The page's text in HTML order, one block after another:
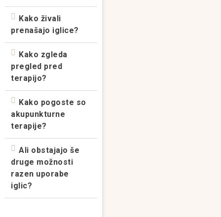
Kako živali
prenašajo iglice?
Kako zgleda
pregled pred
terapijo?
Kako pogoste so
akupunkturne
terapije?
Ali obstajajo še
druge možnosti
razen uporabe
iglic?